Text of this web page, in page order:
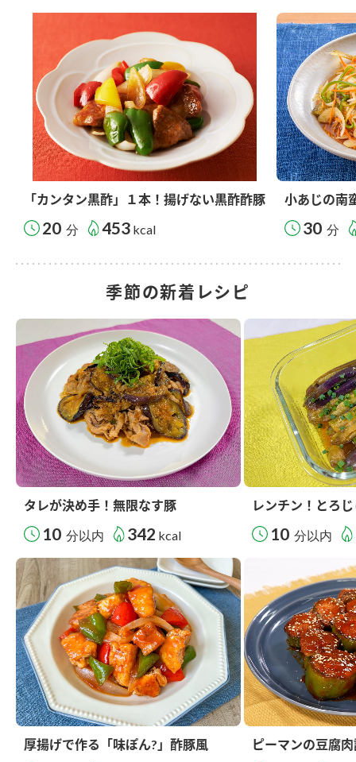
「カンタン黒酢」１本！揚げない黒酢酢豚
20 分 453 kcal
小あじの南
30 分
季節の新着レシピ
タレが決め手！無限なす豚
10 分以内 342 kcal
レンチン！とろ
10 分以内
厚揚げで作る「味ぽん?」酢豚風 ピーマンの豆腐